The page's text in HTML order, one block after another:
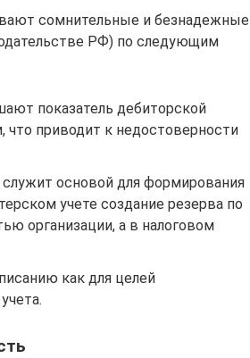
сомнительные и безнадежные
РФ) по следующим
показатель дебиторской
что приводит к недостоверности
основой для формирования
учете создание резерва по
организации, а в налоговом
как для целей